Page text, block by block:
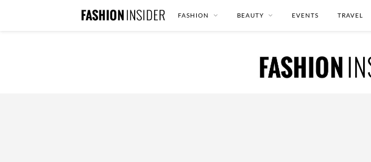
FASHION BEAUTY EVENTS TRAVEL